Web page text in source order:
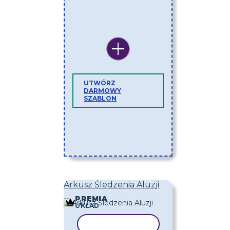
UTWÓRZ
DARMOWY
SZABLON
Arkusz Śledzenia Aluzji
PREMIA
UKŁAD